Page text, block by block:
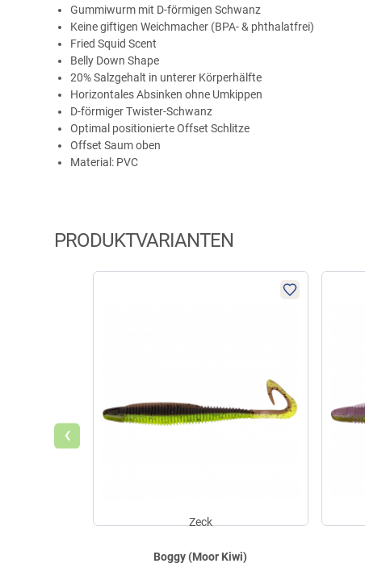
Gummiwurm mit D-förmigen Schwanz
Keine giftigen Weichmacher (BPA- & phthalatfrei)
Fried Squid Scent
Belly Down Shape
20% Salzgehalt in unterer Körperhälfte
Horizontales Absinken ohne Umkippen
D-förmiger Twister-Schwanz
Optimal positionierte Offset Schlitze
Offset Saum oben
Material: PVC
PRODUKTVARIANTEN
Boggy (Moor Kiwi)
Zeck
‹